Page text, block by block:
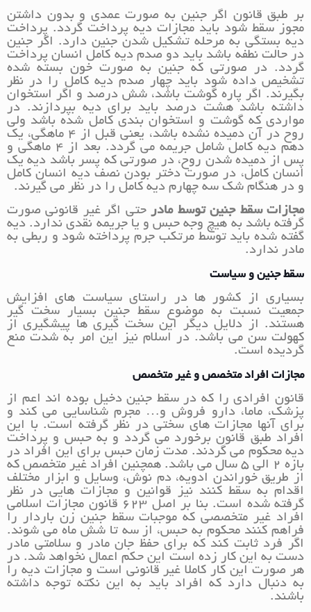
بر طبق قانون اگر جنین به صورت عمدی و بدون داشتن
مجوز سقط شود باید مجازات دیه پرداخت گردد. پرداخت
دیه بستگی به مرحله تشکیل شدن جنین دارد. اگر جنین
در حالت نطفه باشد باید دو صدم دیه کامل انسان پرداخت
گردد. در صورتی که جنین به صورت خون بسته شده
تشخیص داده شود باید چهار صدم دیه کامل را در نظر
بگیرند. اگر پاره گوشت باشد، شش درصد و اگر استخوان
داشته باشد هشت درصد باید برای دیه بپردازند. در
مواردی که گوشت و استخوان بندی کامل شده باشد ولی
روح در آن دمیده نشده باشد، یعنی قبل از 4 ماهگی، یک
دهم دیه کامل شامل جریمه می گردد. بعد از 4 ماهگی و
پس از دمیده شدن روح، در صورتی که پسر باشد دیه یک
انسان کامل، در صورت دختر بودن نصف دیه انسان کامل
و در هنگام شک سه چهارم دیه کامل را در نظر می گیرند.
مجازات سقط جنین توسط مادرحتی اگر غیر قانونی صورت
گرفته باشد به هیچ وجه حبس و یا جریمه نقدی ندارد. دیه
گفته شده باید توسط مرتکب جرم پرداخته شود و ربطی به
مادر ندارد.
سقط جنین و سیاست
بسیاری از کشور ها در راستای سیاست های افزایش
جمعیت نسبت به موضوع سقط جنین بسیار سخت گیر
هستند. از دلایل دیگر این سخت گیری ها پیشگیری از
کهولت سن می باشد. در اسلام نیز این امر به شدت منع
گردیده است.
مجازات افراد متخصص و غیر متخصص
قانون افرادی را که در سقط جنین دخیل بوده اند اعم از
پزشک، ماما، دارو فروش و… مجرم شناسایی می کند و
برای آنها مجازات های سختی در نظر گرفته است. با این
افراد طبق قانون برخورد می گردد و به حبس و پرداخت
دیه محکوم می گردند. مدت زمان حبس برای این افراد در
بازه 2 الی 5 سال می باشد. همچنین افراد غیر متخصص که
از طریق خوراندن ادویه، دم نوش، وسایل و ابزار مختلف
اقدام به سقط کنند نیز قوانین و مجازات هایی در نظر
گرفته شده است. بنا بر اصل 623 قانون مجازات اسلامی
افراد غیر متخصصی که موجبات سقط جنین زن باردار را
فراهم کنند محکوم به حبس، از سه تا شش ماه می شوند.
اگر فرد ثابت کند که برای حفظ جان مادر و سلامتی مادر
دست به این کار زده است این حکم اعمال نخواهد شد. در
هر صورت این کار کاملا غیر قانونی است و مجازات دیه را
به دنبال دارد که افراد باید به این نکته توجه داشته
باشند.